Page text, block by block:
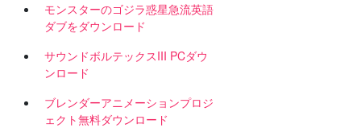
モンスターのゴジラ惑星急流英語
ダブをダウンロード
サウンドボルテックスIII PCダウ
ンロード
ブレンダーアニメーションプロジ
ェクト無料ダウンロード